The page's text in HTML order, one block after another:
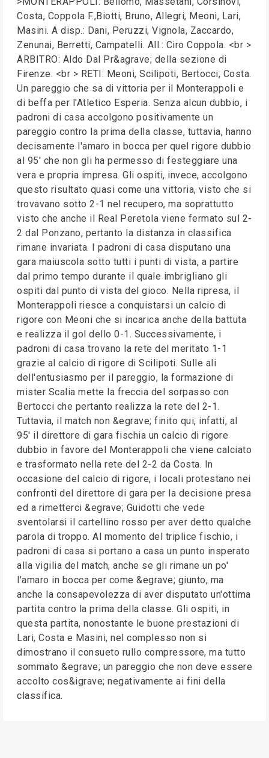
Costa, Coppola F.,Biotti, Bruno, Allegri, Meoni, Lari,
Masini. A disp.: Dani, Peruzzi, Vignola, Zaccardo,
Zenunai, Berretti, Campatelli. All.: Ciro Coppola. <br >
ARBITRO: Aldo Dal Pr&agrave; della sezione di
Firenze. <br > RETI: Meoni, Scilipoti, Bertocci, Costa.
Un pareggio che sa di vittoria per il Monterappoli e
di beffa per l'Atletico Esperia. Senza alcun dubbio, i
padroni di casa accolgono positivamente un
pareggio contro la prima della classe, tuttavia, hanno
decisamente l'amaro in bocca per quel rigore dubbio
al 95' che non gli ha permesso di festeggiare una
vera e propria impresa. Gli ospiti, invece, accolgono
questo risultato quasi come una vittoria, visto che si
trovavano sotto 2-1 nel recupero, ma soprattutto
visto che anche il Real Peretola viene fermato sul 2-
2 dal Ponzano, pertanto la distanza in classifica
rimane invariata. I padroni di casa disputano una
gara maiuscola sotto tutti i punti di vista, a partire
dal primo tempo durante il quale imbrigliano gli
ospiti dal punto di vista del gioco. Nella ripresa, il
Monterappoli riesce a conquistarsi un calcio di
rigore con Meoni che si incarica anche della battuta
e realizza il gol dello 0-1. Successivamente, i
padroni di casa trovano la rete del meritato 1-1
grazie al calcio di rigore di Scilipoti. Sulle ali
dell'entusiasmo per il pareggio, la formazione di
mister Scalia mette la freccia del sorpasso con
Bertocci che pertanto realizza la rete del 2-1.
Tuttavia, il match non &egrave; finito qui, infatti, al
95' il direttore di gara fischia un calcio di rigore
dubbio in favore del Monterappoli che viene calciato
e trasformato nella rete del 2-2 da Costa. In
occasione del calcio di rigore, i locali protestano nei
confronti del direttore di gara per la decisione presa
ed a rimetterci &egrave; Guidotti che vede
sventolarsi il cartellino rosso per aver detto qualche
parola di troppo. Al momento del triplice fischio, i
padroni di casa si portano a casa un punto insperato
alla vigilia del match, anche se gli rimane un po'
l'amaro in bocca per come &egrave; giunto, ma
anche la consapevolezza di aver disputato un'ottima
partita contro la prima della classe. Gli ospiti, in
questa partita, nonostante le buone prestazioni di
Lari, Costa e Masini, nel complesso non si
dimostrano il consueto rullo compressore, ma tutto
sommato &egrave; un pareggio che non deve essere
accolto cos&igrave; negativamente ai fini della
classifica.